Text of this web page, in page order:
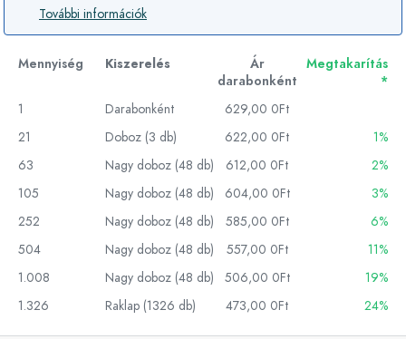
További információk
Mennyiség Kiszerelés
Ár
darabonként
Megtakarítás
*
1
Darabonként
629,00 0Ft
21
Doboz (3 db) 622,00 0Ft
1%
63
Nagy doboz (48 db) 612,00 0Ft
2%
105
Nagy doboz (48 db) 604,00 0Ft
3%
252
Nagy doboz (48 db) 585,00 0Ft
6%
504
Nagy doboz (48 db) 557,00 0Ft
11%
1.008
Nagy doboz (48 db) 506,00 0Ft
19%
1.326
Raklap (1326 db) 473,00 0Ft 24%